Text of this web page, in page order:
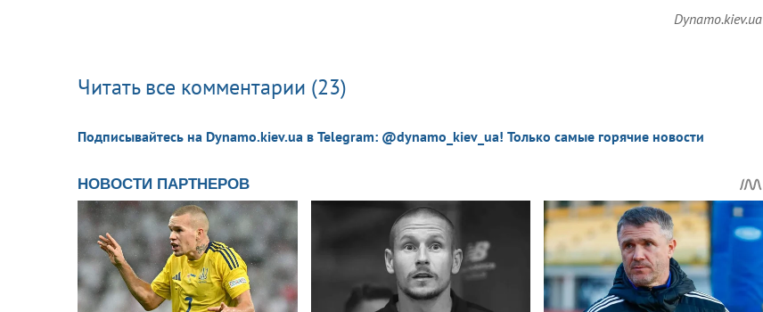
Dynamo.kiev.ua
Читать все комментарии (23)
Подписывайтесь на Dynamo.kiev.ua в Telegram: @dynamo_kiev_ua! Только самые горячие новости